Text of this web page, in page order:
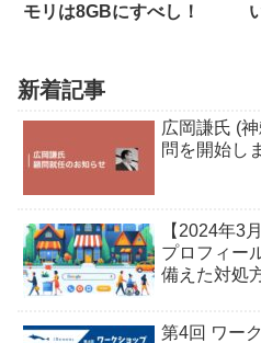
モリは8GBにすべし！
新着記事
広岡謙氏 (
問を開始し
【2024年3
プロフィー
備えた対処
第4回 ワー